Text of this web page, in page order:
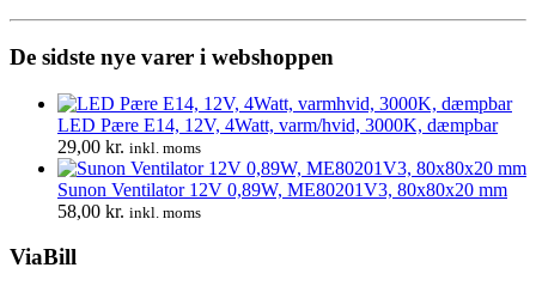
De sidste nye varer i webshoppen
LED Pære E14, 12V, 4Watt, varm/hvid, 3000K, dæmpbar
29,00 kr. inkl. moms
Sunon Ventilator 12V 0,89W, ME80201V3, 80x80x20 mm
58,00 kr. inkl. moms
ViaBill